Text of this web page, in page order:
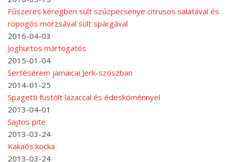
Fűszeres kéregben sült szűzpecsenye citrusos salátával és
ropogós morzsával sült spárgával
2016-04-03
Joghurtos mártogatós
2015-01-04
Sertésérem jamaicai Jerk-szószban
2014-01-25
Spagetti füstölt lazaccal és édesköménnyel
2013-04-01
Sajtos pite
2013-03-24
Kakaós kocka
2013-03-24